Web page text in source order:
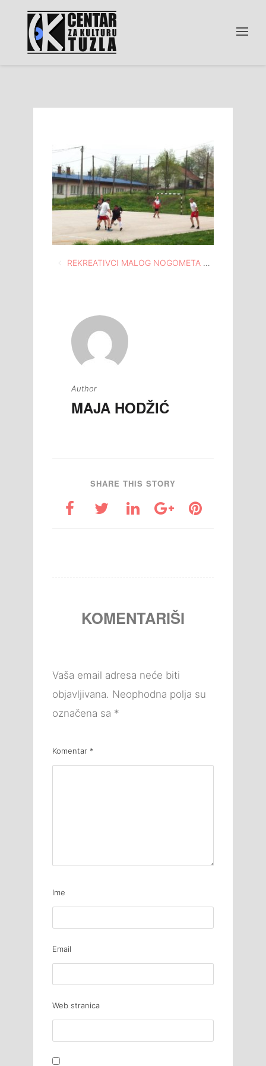
Navigacija
REKREATIVCI MALOG NOGOMETA NA TERENU SPOMEN DOMA “HUSINSKA BUNA” NA HUSINU
Author
MAJA HODŽIĆ
SHARE THIS STORY
KOMENTARIŠI
Vaša email adresa neće biti
objavljivana. Neophodna polja su
označena sa *
Komentar *
Ime
Email
Web stranica